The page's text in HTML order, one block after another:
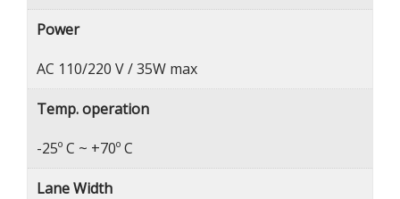
Power
AC 110/220 V / 35W max
Temp. operation
-25º C ~ +70º C
Lane Width